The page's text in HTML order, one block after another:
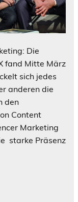
Die
fand Mitte März
sich jedes
anderen die
den
Content
Marketing
starke Präsenz